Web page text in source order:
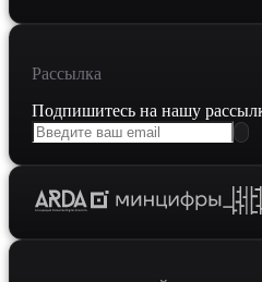
Рассылка
Подпишитесь на нашу